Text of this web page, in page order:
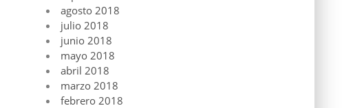
agosto 2018
julio 2018
junio 2018
mayo 2018
abril 2018
marzo 2018
febrero 2018